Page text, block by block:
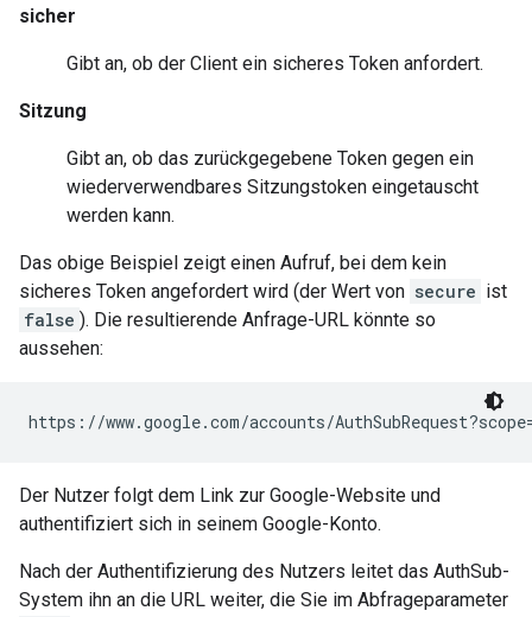
sicher
Gibt an, ob der Client ein sicheres Token anfordert.
Sitzung
Gibt an, ob das zurückgegebene Token gegen ein
wiederverwendbares Sitzungstoken eingetauscht
werden kann.
Das obige Beispiel zeigt einen Aufruf, bei dem kein
sicheres Token angefordert wird (der Wert von secure ist
false ). Die resultierende Anfrage-URL könnte so
aussehen:
Der Nutzer folgt dem Link zur Google-Website und
authentifiziert sich in seinem Google-Konto.
Nach der Authentifizierung des Nutzers leitet das AuthSub-
System ihn an die URL weiter, die Sie im Abfrageparameter